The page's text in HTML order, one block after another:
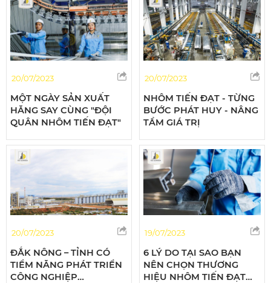
20/07/2023
MỘT NGÀY SẢN XUẤT
HĂNG SAY CÙNG "ĐỘI
QUÂN NHÔM TIẾN ĐẠT"
20/07/2023
NHÔM TIẾN ĐẠT - TỪNG
BƯỚC PHÁT HUY - NÂNG
TẦM GIÁ TRỊ
20/07/2023
ĐẮK NÔNG – TỈNH CÓ
TIỀM NĂNG PHÁT TRIỂN
CÔNG NGHIỆP
19/07/2023
6 LÝ DO TẠI SAO BẠN
NÊN CHỌN THƯƠNG
HIỆU NHÔM TIẾN ĐẠT